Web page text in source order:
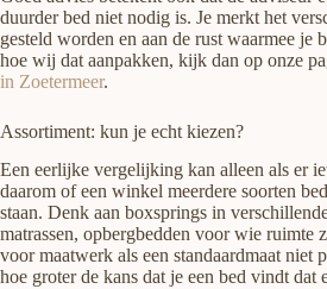
duurder bed niet nodig is. Je merkt het
gesteld worden en aan de rust waarmee je
hoe wij dat aanpakken, kijk dan op onze
in Zoetermeer.
Assortiment: kun je echt kiezen?
Een eerlijke vergelijking kan alleen als er
daarom of een winkel meerdere soorten
staan. Denk aan boxsprings in
matrassen, opbergbedden voor wie ruimte
voor maatwerk als een standaardmaat niet
hoe groter de kans dat je een bed vindt dat